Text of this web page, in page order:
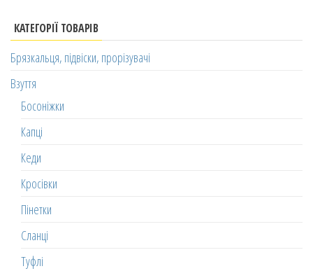
КАТЕГОРІЇ ТОВАРІВ
Брязкальця, підвіски, прорізувачі
Взуття
Босоніжки
Капці
Кеди
Кросівки
Пінетки
Сланці
Туфлі